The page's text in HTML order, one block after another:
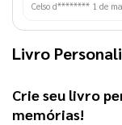
Celso d******** 1 de
Livro
Crie seu livro
memórias!